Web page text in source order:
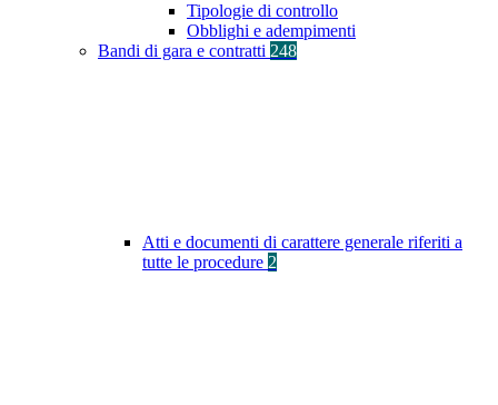
Tipologie di controllo
Obblighi e adempimenti
Bandi di gara e contratti 248
Atti e documenti di carattere generale riferiti a
tutte le procedure 2